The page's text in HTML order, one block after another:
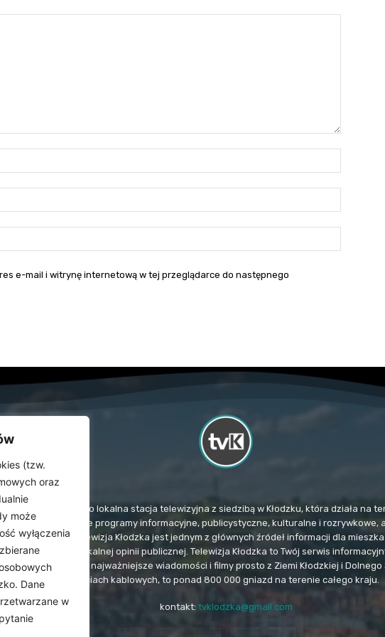
(tzw.
oraz
może
wyłączenia
Dane
w
mail:*
e-mail i witrynę internetową w tej przeglądarce do następnego
Kłodzka (TvK) to lokalna stacja telewizyjna z siedzibą w Kłodzku, która działa na
Stacja emituje programy informacyjne, publicystyczne, kulturalne i rozrywkowe,
i uroczystości. Telewizja Kłodzka jest jednym z głównych źródeł informacji dla
w kształtowaniu lokalnej opinii publicznej. Telewizja Kłodzka to Twój serwis
najświeższe i najważniejsze wiadomości i filmy prosto z Ziemi Kłodzkiej i Dolnego
sieciach kablowych, to ponad 800 000 gniazd na terenie całego kraju.
kontakt: tvklodzka@gmail.com